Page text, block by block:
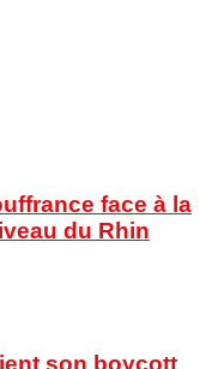
face à la
du Rhin
son boycott